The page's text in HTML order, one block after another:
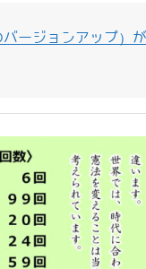
ージョンアップ）